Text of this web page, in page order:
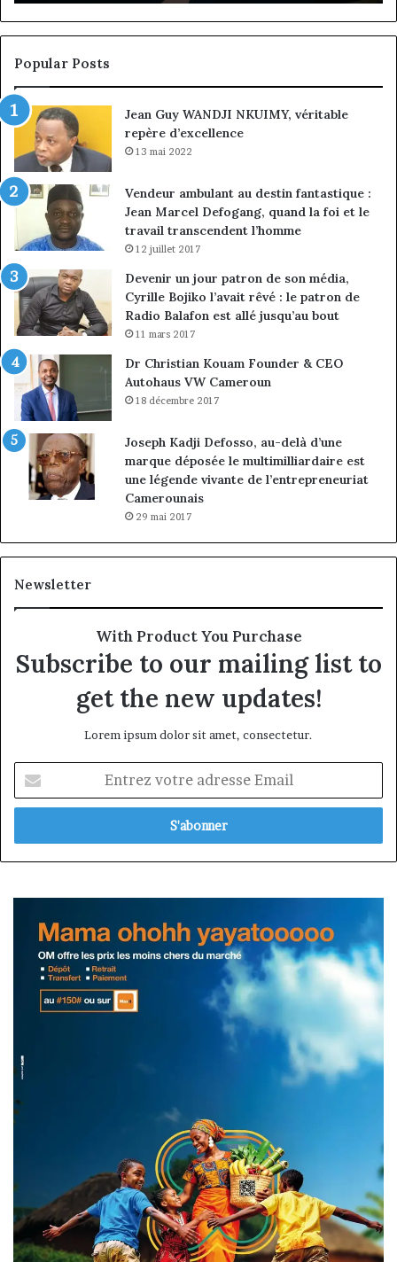
la
diaspora »
samir
Bouzidi
se
confie
sur
jesuisaucameroun
com
Popular Posts
Jean Guy WANDJI NKUIMY, véritable
repère d’excellence
13 mai 2022
Vendeur ambulant au destin fantastique :
Jean Marcel Defogang, quand la foi et le
travail transcendent l’homme
12 juillet 2017
Devenir un jour patron de son média,
Cyrille Bojiko l’avait rêvé : le patron de
Radio Balafon est allé jusqu’au bout
11 mars 2017
Dr Christian Kouam Founder & CEO
Autohaus VW Cameroun
18 décembre 2017
Joseph Kadji Defosso, au-delà d’une
marque déposée le multimilliardaire est
une légende vivante de l’entrepreneuriat
Camerounais
29 mai 2017
Newsletter
With Product You Purchase
Subscribe to our mailing list to
get the new updates!
Lorem ipsum dolor sit amet, consectetur.
votre
adresse